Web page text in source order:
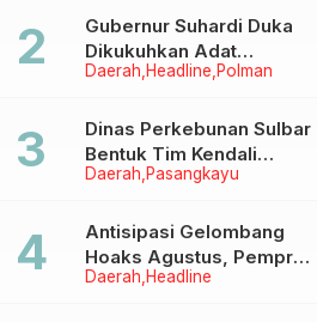
Menggapai Cita-Cita
Daerah Headline Polman
Gubernur Suhardi Duka
Dikukuhkan Adat
Balanipa, Raih Gelar Sulo
Daerah Pasangkayu
Dinas Perkebunan Sulbar
Bentuk Tim Kendali
Internal ICS untuk Dukung
di Pasangkayu
Daerah Headline
Antisipasi Gelombang
Hoaks Agustus, Pemprov
Sulbar Ajak Warga Jaga